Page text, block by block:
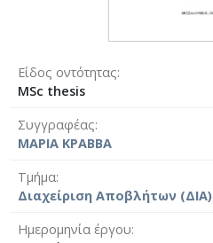
Είδος οντότητας
MSc thesis
Συγγραφέας
ΜΑΡΙΑ ΚΡΑΒΒΑ
Τμήμα
Διαχείριση Αποβλήτων (ΔΙΑ)
Ημερομηνία έργου